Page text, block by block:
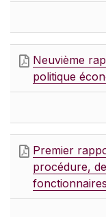
Neuvième
politique
Premier
procédure,